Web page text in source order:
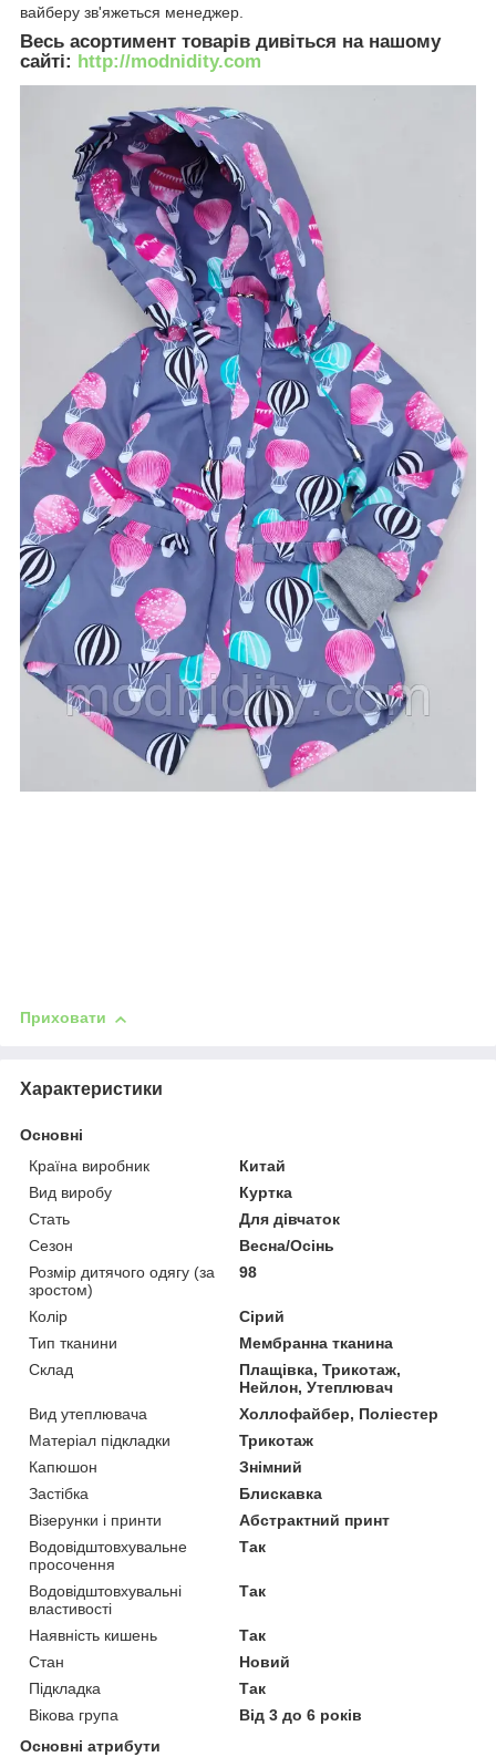
вайберу зв'яжеться менеджер.
Весь асортимент товарів дивіться на нашому
сайті: http://modnidity.com
Приховати
Характеристики
Основні
Країна виробник
Китай
Вид виробу
Куртка
Стать
Для дівчаток
Сезон
Весна/Осінь
Розмір дитячого одягу (за
зростом)
98
Колір
Сірий
Тип тканини
Мембранна тканина
Склад
Плащівка, Трикотаж,
Нейлон, Утеплювач
Вид утеплювача
Холлофайбер, Поліестер
Матеріал підкладки
Трикотаж
Капюшон
Знімний
Застібка
Блискавка
Візерунки і принти
Абстрактний принт
Водовідштовхувальне
просочення
Так
Водовідштовхувальні
властивості
Так
Наявність кишень
Так
Стан
Новий
Підкладка
Так
Вікова група
Від 3 до 6 років
Основні атрибути